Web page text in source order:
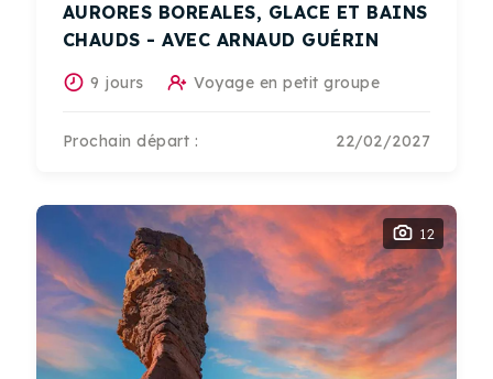
AURORES BOREALES, GLACE ET BAINS
CHAUDS - AVEC ARNAUD GUÉRIN
9 jours Voyage en petit groupe
Prochain départ : 22/02/2027
12